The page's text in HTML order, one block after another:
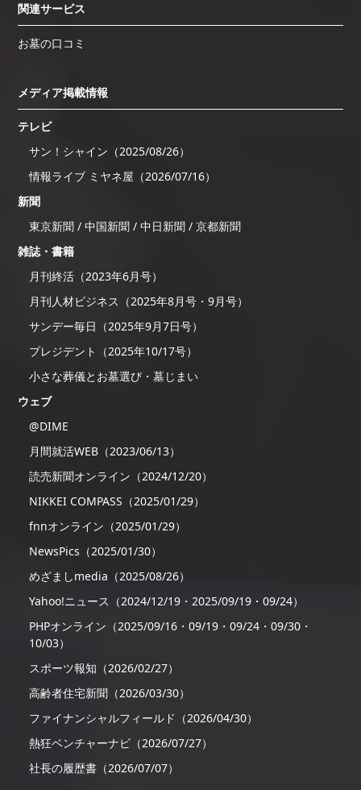
関連サービス
お墓の口コミ
メディア掲載情報
テレビ
サン！シャイン（2025/08/26）
情報ライブ ミヤネ屋（2026/07/16）
新聞
東京新聞 / 中国新聞 / 中日新聞 / 京都新聞
雑誌・書籍
月刊終活（2023年6月号）
月刊人材ビジネス（2025年8月号・9月号）
サンデー毎日（2025年9月7日号）
プレジデント（2025年10/17号）
小さな葬儀とお墓選び・墓じまい
ウェブ
@DIME
月間就活WEB（2023/06/13）
読売新聞オンライン（2024/12/20）
NIKKEI COMPASS（2025/01/29）
fnnオンライン（2025/01/29）
NewsPics（2025/01/30）
めざましmedia（2025/08/26）
Yahoo!ニュース（2024/12/19・2025/09/19・09/24）
PHPオンライン（2025/09/16・09/19・09/24・09/30・
10/03）
スポーツ報知（2026/02/27）
高齢者住宅新聞（2026/03/30）
ファイナンシャルフィールド（2026/04/30）
熱狂ベンチャーナビ（2026/07/27）
社長の履歴書（2026/07/07）